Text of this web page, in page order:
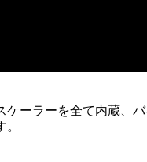
ーラーを全て内蔵、